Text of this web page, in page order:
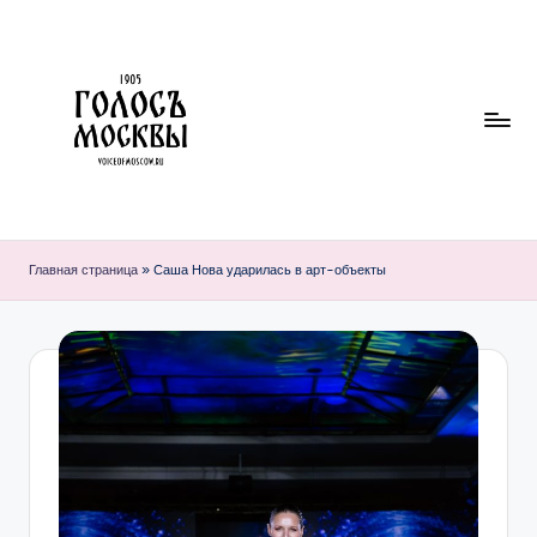
содержимому
О
Л
О
С
Ъ
М
О
Главная страница » Саша Нова ударилась в арт-объекты